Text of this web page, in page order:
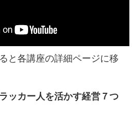
と各講座の詳細ページに移
ッカー人を活かす経営７つ